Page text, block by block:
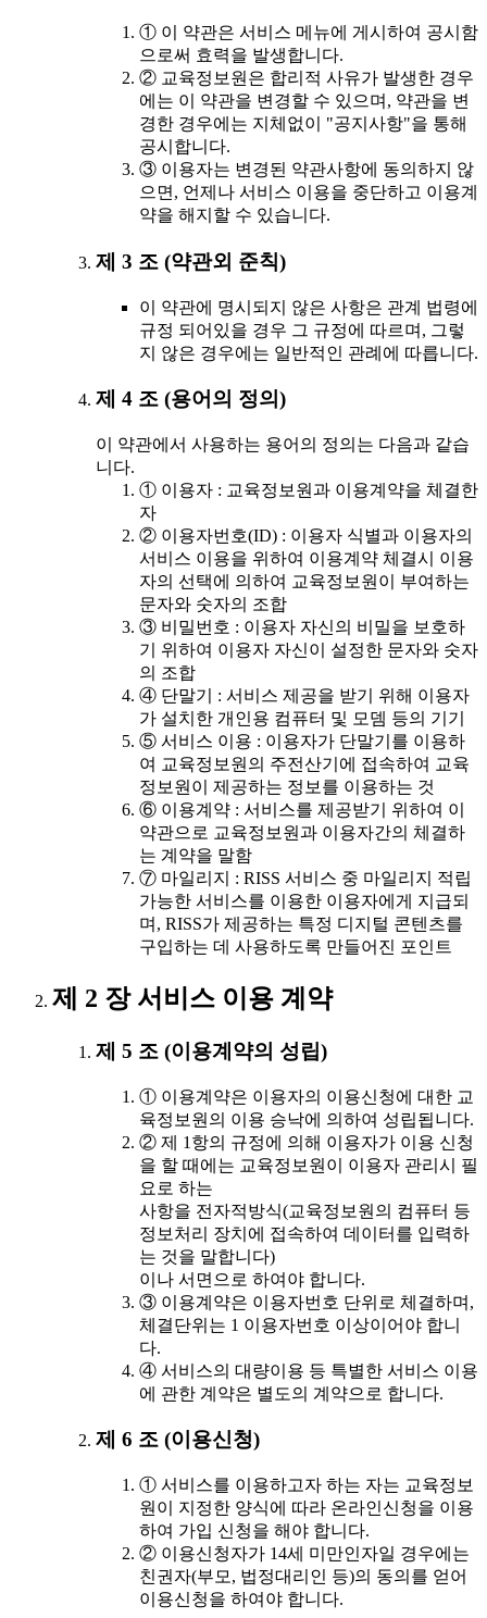
① 이 약관은 서비스 메뉴에 게시하여 공시함
으로써 효력을 발생합니다.
② 교육정보원은 합리적 사유가 발생한 경우
에는 이 약관을 변경할 수 있으며, 약관을 변
경한 경우에는 지체없이 "공지사항"을 통해
공시합니다.
③ 이용자는 변경된 약관사항에 동의하지 않
으면, 언제나 서비스 이용을 중단하고 이용계
약을 해지할 수 있습니다.
제 3 조 (약관외 준칙)
이 약관에 명시되지 않은 사항은 관계 법령에
규정 되어있을 경우 그 규정에 따르며, 그렇
지 않은 경우에는 일반적인 관례에 따릅니다.
제 4 조 (용어의 정의)
이 약관에서 사용하는 용어의 정의는 다음과 같습
니다.
① 이용자 : 교육정보원과 이용계약을 체결한
자
② 이용자번호(ID) : 이용자 식별과 이용자의
서비스 이용을 위하여 이용계약 체결시 이용
자의 선택에 의하여 교육정보원이 부여하는
문자와 숫자의 조합
③ 비밀번호 : 이용자 자신의 비밀을 보호하
기 위하여 이용자 자신이 설정한 문자와 숫자
의 조합
④ 단말기 : 서비스 제공을 받기 위해 이용자
가 설치한 개인용 컴퓨터 및 모뎀 등의 기기
⑤ 서비스 이용 : 이용자가 단말기를 이용하
여 교육정보원의 주전산기에 접속하여 교육
정보원이 제공하는 정보를 이용하는 것
⑥ 이용계약 : 서비스를 제공받기 위하여 이
약관으로 교육정보원과 이용자간의 체결하
는 계약을 말함
⑦ 마일리지 : RISS 서비스 중 마일리지 적립
가능한 서비스를 이용한 이용자에게 지급되
며, RISS가 제공하는 특정 디지털 콘텐츠를
구입하는 데 사용하도록 만들어진 포인트
제 2 장 서비스 이용 계약
제 5 조 (이용계약의 성립)
① 이용계약은 이용자의 이용신청에 대한 교
육정보원의 이용 승낙에 의하여 성립됩니다.
② 제 1항의 규정에 의해 이용자가 이용 신청
을 할 때에는 교육정보원이 이용자 관리시 필
요로 하는
사항을 전자적방식(교육정보원의 컴퓨터 등
정보처리 장치에 접속하여 데이터를 입력하
는 것을 말합니다)
이나 서면으로 하여야 합니다.
③ 이용계약은 이용자번호 단위로 체결하며,
체결단위는 1 이용자번호 이상이어야 합니
다.
④ 서비스의 대량이용 등 특별한 서비스 이용
에 관한 계약은 별도의 계약으로 합니다.
제 6 조 (이용신청)
① 서비스를 이용하고자 하는 자는 교육정보
원이 지정한 양식에 따라 온라인신청을 이용
하여 가입 신청을 해야 합니다.
② 이용신청자가 14세 미만인자일 경우에는
친권자(부모, 법정대리인 등)의 동의를 얻어
이용신청을 하여야 합니다.